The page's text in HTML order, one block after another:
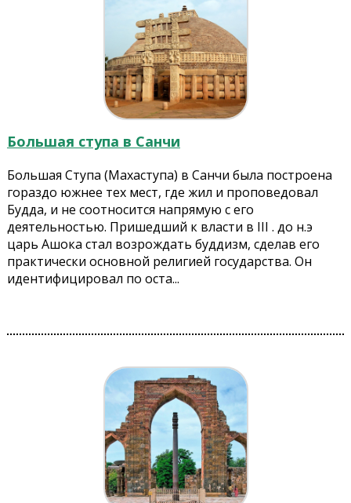
Большая ступа в Санчи
Большая Ступа (Махаступа) в Санчи была построена
гораздо южнее тех мест, где жил и проповедовал
Будда, и не соотносится напрямую с его
деятельностью. Пришедший к власти в III . до н.э
царь Ашока стал возрождать буддизм, сделав его
практически основной религией государства. Он
идентифицировал по оста...